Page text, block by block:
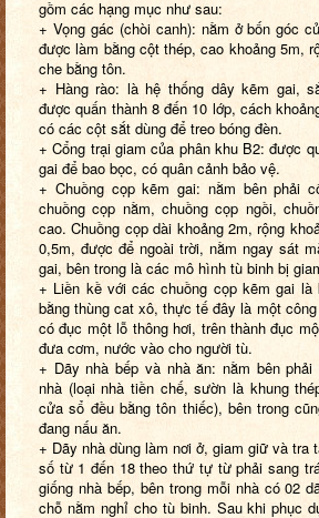
gồm các hạng mục như sau:
+ Vọng gác (chòi canh): nằm ở bốn góc
được làm bằng cột thép, cao khoảng 5m,
che bằng tôn.
+ Hàng rào: là hệ thống dây kẽm gai,
được quấn thành 8 đến 10 lớp, cách
có các cột sắt dùng để treo bóng đèn.
+ Cổng trại giam của phân khu B2: được
gai để bao bọc, có quân cảnh bảo vệ.
+ Chuồng cọp kẽm gai: nằm bên phải
chuồng cọp nằm, chuồng cọp ngồi,
cao. Chuồng cọp dài khoảng 2m, rộng
0,5m, được để ngoài trời, nằm ngay sát
gai, bên trong là các mô hình tù binh bị
+ Liền kề với các chuồng cọp kẽm gai là
bằng thùng cat xô, thực tế đây là một
có đục một lỗ thông hơi, trên thành đục
đưa cơm, nước vào cho người tù.
+ Dãy nhà bếp và nhà ăn: nằm bên
nhà (loại nhà tiền chế, sườn là khung
cửa sổ đều bằng tôn thiếc), bên trong
đang nấu ăn.
+ Dãy nhà dùng làm nơi ở, giam giữ và tra
số từ 1 đến 18 theo thứ tự từ phải sang
giống nhà bếp, bên trong mỗi nhà có 02
chỗ nằm nghỉ cho tù binh. Sau khi phục